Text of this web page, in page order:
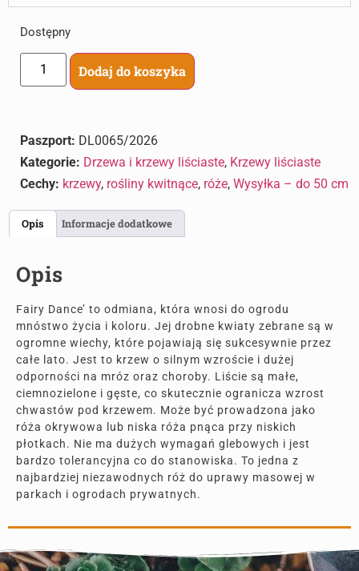
Dostępny
Dodaj do koszyka
Paszport: DL0065/2026
Kategorie: Drzewa i krzewy liściaste, Krzewy liściaste
Cechy: krzewy, rośliny kwitnące, róże, Wysyłka – do 50 cm
Opis Informacje dodatkowe
Opis
Fairy Dance’ to odmiana, która wnosi do ogrodu
mnóstwo życia i koloru. Jej drobne kwiaty zebrane są w
ogromne wiechy, które pojawiają się sukcesywnie przez
całe lato. Jest to krzew o silnym wzroście i dużej
odporności na mróz oraz choroby. Liście są małe,
ciemnozielone i gęste, co skutecznie ogranicza wzrost
chwastów pod krzewem. Może być prowadzona jako
róża okrywowa lub niska róża pnąca przy niskich
płotkach. Nie ma dużych wymagań glebowych i jest
bardzo tolerancyjna co do stanowiska. To jedna z
najbardziej niezawodnych róż do uprawy masowej w
parkach i ogrodach prywatnych.